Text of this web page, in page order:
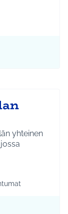
Ympäristö
yhteinen
kylät
mukaan: